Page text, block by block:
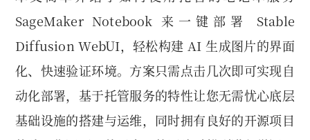
SageMaker Notebook 来一键部署 Stable
Diffusion WebUI，轻松构建 AI 生成图片的界面
化、快速验证环境。方案只需点击几次即可实现自
动化部署，基于托管服务的特性让您无需忧心底层
基础设施的搭建与运维，同时拥有良好的开源项目